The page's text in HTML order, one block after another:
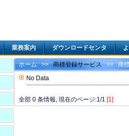
業務案内 ダウンロードセンタ
ホーム>>商標登録サービス>> 商
No Data
全部 0 条情報, 現在のページ:1/1 [1]